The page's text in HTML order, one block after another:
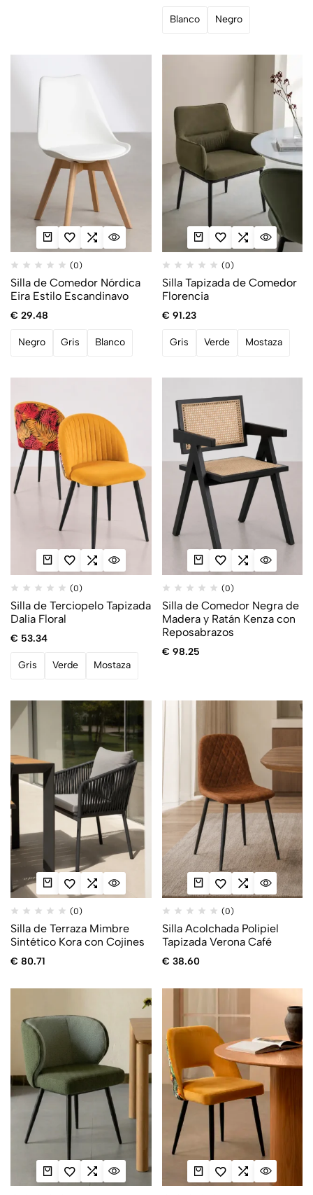
Blanco Negro
(0)
Silla de Comedor Nórdica
Eira Estilo Escandinavo
€ 29.48
Negro Gris Blanco
(0)
Silla Tapizada de Comedor
Florencia
€ 91.23
Gris Verde Mostaza
(0)
Silla de Terciopelo Tapizada
Dalia Floral
€ 53.34
Gris Verde Mostaza
(0)
Silla de Comedor Negra de
Madera y Ratán Kenza con
Reposabrazos
€ 98.25
(0)
Silla de Terraza Mimbre
Sintético Kora con Cojines
€ 80.71
(0)
Silla Acolchada Polipiel
Tapizada Verona Café
€ 38.60